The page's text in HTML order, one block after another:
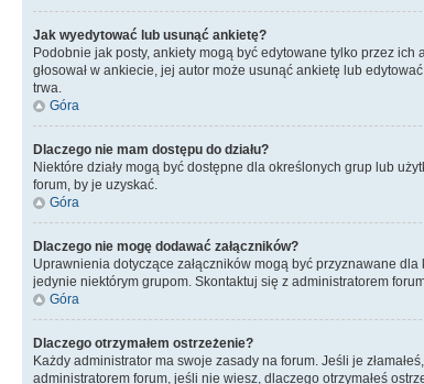
Jak wyedytować lub usunąć ankietę?
Podobnie jak posty, ankiety mogą być edytowane tylko przez
głosował w ankiecie, jej autor może usunąć ankietę lub
trwa.
Góra
Dlaczego nie mam dostępu do działu?
Niektóre działy mogą być dostępne dla określonych grup lub
forum, by je uzyskać.
Góra
Dlaczego nie mogę dodawać załączników?
Uprawnienia dotyczące załączników mogą być przyznawane
jedynie niektórym grupom. Skontaktuj się z administratorem
Góra
Dlaczego otrzymałem ostrzeżenie?
Każdy administrator ma swoje zasady na forum. Jeśli je
administratorem forum, jeśli nie wiesz, dlaczego otrzymałeś